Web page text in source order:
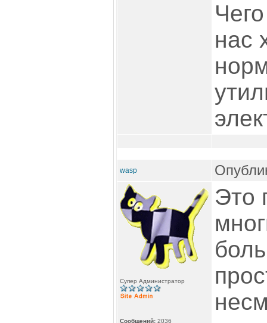
нас
wasp
Супер Администратор
Сообщений: 2036
Это